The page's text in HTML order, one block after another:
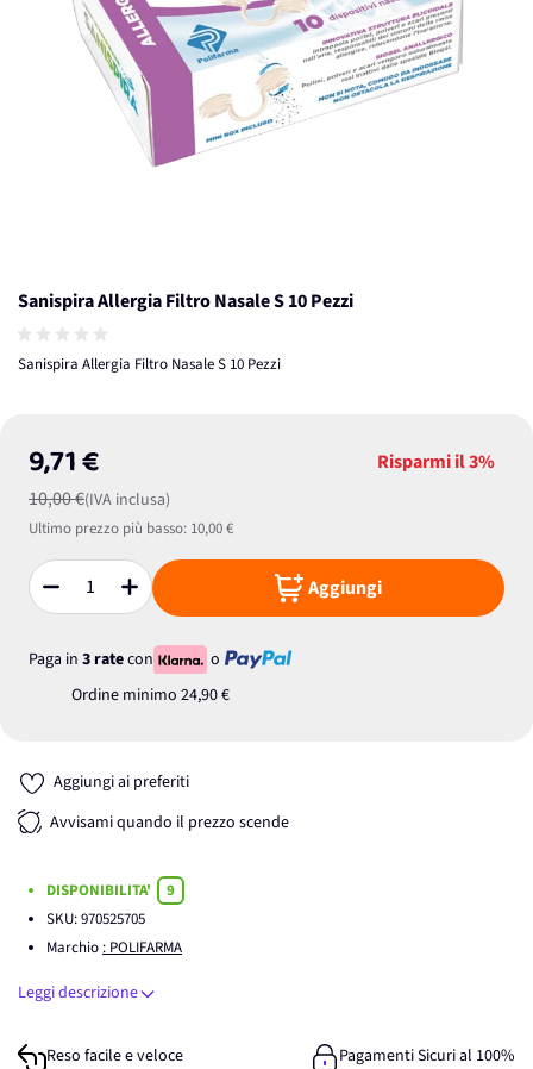
Sanispira Allergia Filtro Nasale S 10 Pezzi
Sanispira Allergia Filtro Nasale S 10 Pezzi
9,71 €
10,00 €(IVA inclusa)
Risparmi il3%
Ultimo prezzo più basso: 10,00 €
Quantità Aggiungi
Paga in 3 ratecon
o
Ordine minimo 24,90 €
Aggiungi ai preferiti
Avvisami quando il prezzo scende
DISPONIBILITA'
9
SKU:970525705
Marchio : POLIFARMA
Leggi descrizione
Reso facile e veloce
Pagamenti Sicuri al 100%